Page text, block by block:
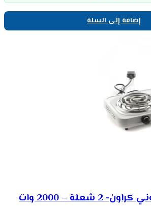
إضافة إلى السلة
موقد كهرباء حلزوني كراون- 2 شعلة – 2000 وات